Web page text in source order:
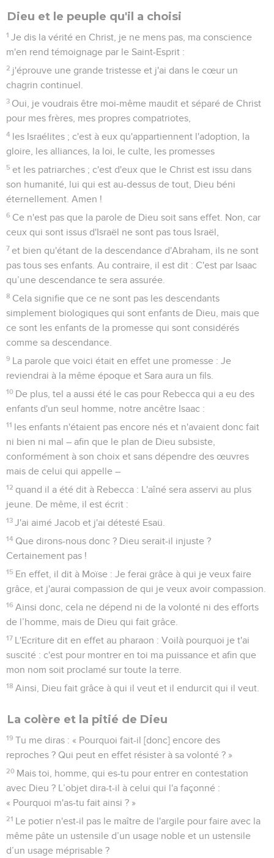
Dieu et le peuple qu'il a choisi
1 Je dis la vérité en Christ, je ne mens pas, ma conscience
m'en rend témoignage par le Saint-Esprit :
2 j'éprouve une grande tristesse et j'ai dans le cœur un
chagrin continuel.
3 Oui, je voudrais être moi-même maudit et séparé de Christ
pour mes frères, mes propres compatriotes,
4 les Israélites ; c'est à eux qu'appartiennent l'adoption, la
gloire, les alliances, la loi, le culte, les promesses
5 et les patriarches ; c'est d'eux que le Christ est issu dans
son humanité, lui qui est au-dessus de tout, Dieu béni
éternellement. Amen !
6 Ce n'est pas que la parole de Dieu soit sans effet. Non, car
ceux qui sont issus d'Israël ne sont pas tous Israël,
7 et bien qu'étant de la descendance d'Abraham, ils ne sont
pas tous ses enfants. Au contraire, il est dit : C'est par Isaac
qu’une descendance te sera assurée.
8 Cela signifie que ce ne sont pas les descendants
simplement biologiques qui sont enfants de Dieu, mais que
ce sont les enfants de la promesse qui sont considérés
comme sa descendance.
9 La parole que voici était en effet une promesse : Je
reviendrai à la même époque et Sara aura un fils.
10 De plus, tel a aussi été le cas pour Rebecca qui a eu des
enfants d'un seul homme, notre ancêtre Isaac :
11 les enfants n'étaient pas encore nés et n'avaient donc fait
ni bien ni mal – afin que le plan de Dieu subsiste,
conformément à son choix et sans dépendre des œuvres
mais de celui qui appelle –
12 quand il a été dit à Rebecca : L'aîné sera asservi au plus
jeune. De même, il est écrit :
13 J'ai aimé Jacob et j'ai détesté Esaü.
14 Que dirons-nous donc ? Dieu serait-il injuste ?
Certainement pas !
15 En effet, il dit à Moïse : Je ferai grâce à qui je veux faire
grâce, et j'aurai compassion de qui je veux avoir compassion.
16 Ainsi donc, cela ne dépend ni de la volonté ni des efforts
de l’homme, mais de Dieu qui fait grâce.
17 L'Ecriture dit en effet au pharaon : Voilà pourquoi je t'ai
suscité : c'est pour montrer en toi ma puissance et afin que
mon nom soit proclamé sur toute la terre.
18 Ainsi, Dieu fait grâce à qui il veut et il endurcit qui il veut.
La colère et la pitié de Dieu
19 Tu me diras : « Pourquoi fait-il [donc] encore des
reproches ? Qui peut en effet résister à sa volonté ? »
20 Mais toi, homme, qui es-tu pour entrer en contestation
avec Dieu ? L’objet dira-t-il à celui qui l'a façonné :
« Pourquoi m'as-tu fait ainsi ? »
21 Le potier n'est-il pas le maître de l'argile pour faire avec la
même pâte un ustensile d’un usage noble et un ustensile
d’un usage méprisable ?